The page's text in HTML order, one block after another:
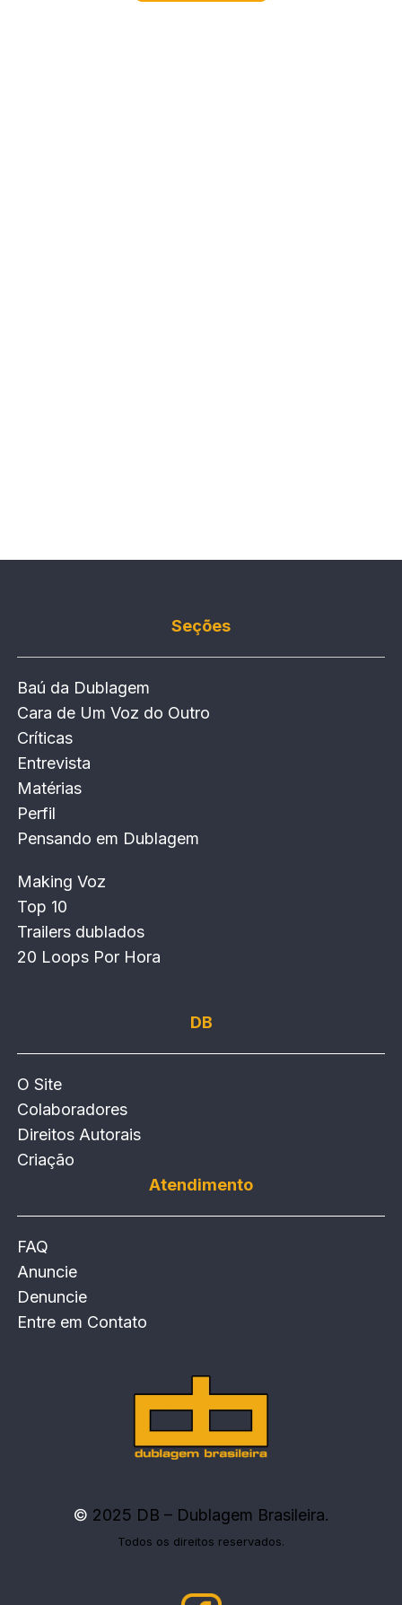
Seções
Baú da Dublagem
Cara de Um Voz do Outro
Críticas
Entrevista
Matérias
Perfil
Pensando em Dublagem
Making Voz
Top 10
Trailers dublados
20 Loops Por Hora
DB
O Site
Colaboradores
Direitos Autorais
Criação
Atendimento
FAQ
Anuncie
Denuncie
Entre em Contato
© 2025 DB – Dublagem Brasileira.
Todos os direitos reservados.